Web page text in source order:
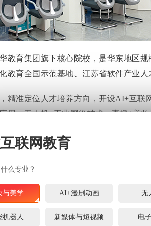
教育集团旗下核心院校，是华东地区
教育全国示范基地、江苏省软件产业人
精准定位人才培养方向，开设AI+互联
用、无人机+工业网络技术、直播+美
个贴合市场需求的特色
能成才、就业创业。
联网教育
么专业？
与美学 AI+漫剧动画 无
机器人 新媒体与短视频 电